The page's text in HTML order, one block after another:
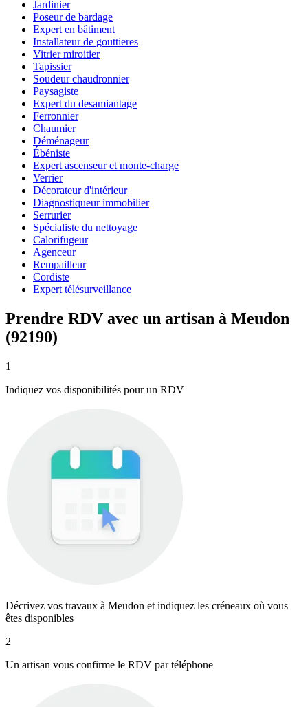
Jardinier
Poseur de bardage
Expert en bâtiment
Installateur de gouttieres
Vitrier miroitier
Tapissier
Soudeur chaudronnier
Paysagiste
Expert du desamiantage
Ferronnier
Chaumier
Déménageur
Ébéniste
Expert ascenseur et monte-charge
Verrier
Décorateur d'intérieur
Diagnostiqueur immobilier
Serrurier
Spécialiste du nettoyage
Calorifugeur
Agenceur
Rempailleur
Cordiste
Expert télésurveillance
Prendre RDV avec un artisan à Meudon
(92190)
1
Indiquez vos disponibilités pour un RDV
Décrivez vos travaux à Meudon et indiquez les créneaux où vous
êtes disponibles
2
Un artisan vous confirme le RDV par téléphone